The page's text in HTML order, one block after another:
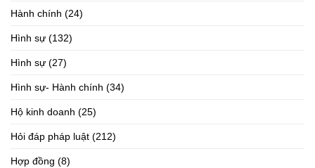
Hành chính (24)
Hình sự (132)
Hình sự (27)
Hình sự- Hành chính (34)
Hộ kinh doanh (25)
Hỏi đáp pháp luật (212)
Hợp đồng (8)